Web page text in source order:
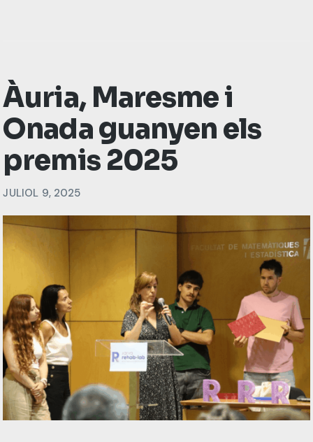
Àuria, Maresme i
Onada guanyen els
premis 2025
JULIOL 9, 2025